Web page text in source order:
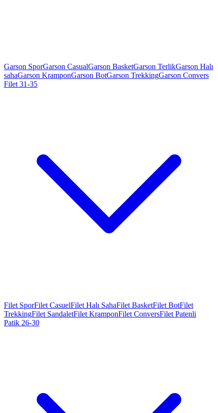
Garson SporGarson CasualGarson BasketGarson TerlikGarson Halı
sahaGarson KramponGarson BotGarson TrekkingGarson Convers
Filet 31-35
Filet SporFilet CasuelFilet Halı SahaFilet BasketFilet BotFilet
TrekkingFilet SandaletFilet KramponFilet ConversFilet Patenli
Patik 26-30